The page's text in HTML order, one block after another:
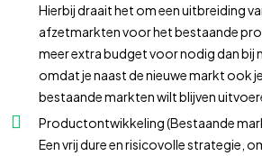
Hierbij draait het om een uitbreiding
afzetmarkten voor het bestaande
meer extra budget voor nodig dan bij
omdat je naast de nieuwe markt ook
bestaande markten wilt blijven
Productontwikkeling(Bestaande
Een vrij dure en risicovolle strategie,